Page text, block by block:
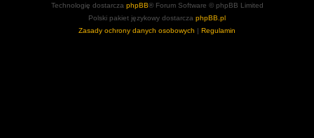
Technologię dostarcza phpBB® Forum Software © phpBB Limited
Polski pakiet językowy dostarcza phpBB.pl
Zasady ochrony danych osobowych | Regulamin